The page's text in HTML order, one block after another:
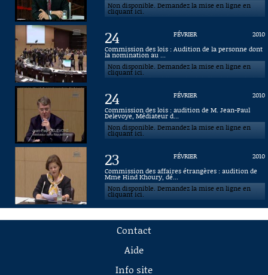
Non disponible. Demandez la mise en ligne en
cliquant ici.
24 FÉVRIER
2010
Commission des lois : Audition de la personne dont
la nomination au ...
Non disponible. Demandez la mise en ligne en
cliquant ici.
24 FÉVRIER
2010
Commission des lois : audition de M. Jean-Paul
Delevoye, Médiateur d...
Non disponible. Demandez la mise en ligne en
cliquant ici.
23 FÉVRIER
2010
Commission des affaires étrangères : audition de
Mme Hind Khoury, dé...
Non disponible. Demandez la mise en ligne en
cliquant ici.
Contact
Aide
Info site